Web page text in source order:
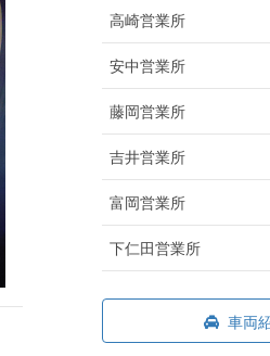
高崎営業所
安中営業所
藤岡営業所
吉井営業所
富岡営業所
下仁田営業所
車両